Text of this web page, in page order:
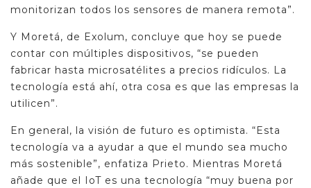
monitorizan todos los sensores de manera remota”.
Y Moretá, de Exolum, concluye que hoy se puede
contar con múltiples dispositivos, “se pueden
fabricar hasta microsatélites a precios ridículos. La
tecnología está ahí, otra cosa es que las empresas la
utilicen”.
En general, la visión de futuro es optimista. “Esta
tecnología va a ayudar a que el mundo sea mucho
más sostenible”, enfatiza Prieto. Mientras Moretá
añade que el IoT es una tecnología “muy buena por